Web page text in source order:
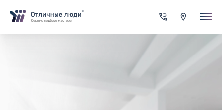
За каждый оформленный заказ вы получаете Cash-back на
счет